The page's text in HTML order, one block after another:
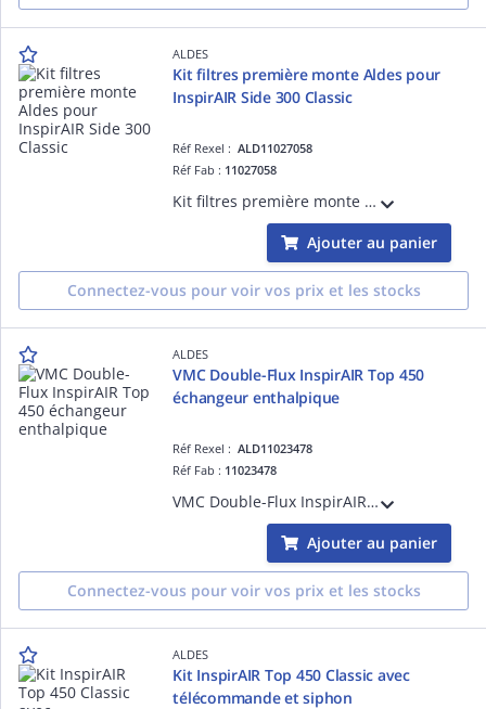
ALDES
Kit filtres première monte Aldes pour
InspirAIR Side 300 Classic
Réf Rexel :ALD11027058
Réf Fab : 11027058
Kit filtres première monte Aldes pour VMC double flux InspirAIR Side 300 Classic, avec 1 filtre à pli 48 mm Particules, ePM10 50% et 1 filtre plan 5 mm Poussière, grossier 65% selon classe de filtration NF EN ISO 16890-1.
Ajouter au panier
Connectez-vous pour voir vos prix et les stocks
ALDES
VMC Double-Flux InspirAIR Top 450
échangeur enthalpique
Réf Rexel :ALD11023478
Réf Fab : 11023478
VMC Double-Flux InspirAIR Top 450 Premium avec échangeur enthalpique, solution 2 en 1 avec récupération d'énergie et d'humidité, et filtration d'air avec débit jusqu'à 450 m³/h pour maison individuelle et logement collectif
Ajouter au panier
Connectez-vous pour voir vos prix et les stocks
ALDES
Kit InspirAIR Top 450 Classic avec
télécommande et siphon